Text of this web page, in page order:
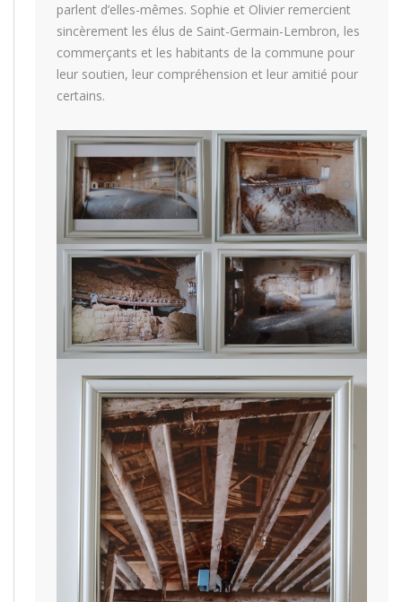
parlent d’elles-mêmes. Sophie et Olivier remercient
sincèrement les élus de Saint-Germain-Lembron, les
commerçants et les habitants de la commune pour
leur soutien, leur compréhension et leur amitié pour
certains.